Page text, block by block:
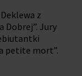
z
Dobrej”. Jury
petite mort”.